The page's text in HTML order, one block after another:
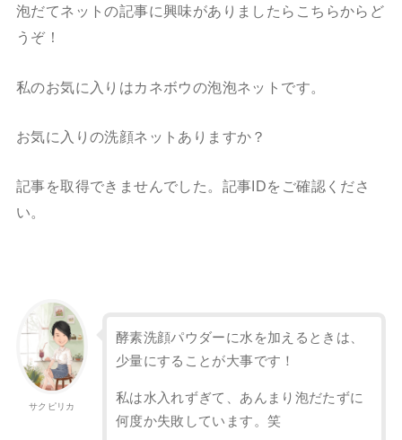
泡だてネットの記事に興味がありましたらこちらからど
うぞ！
私のお気に入りはカネボウの泡泡ネットです。
お気に入りの洗顔ネットありますか？
記事を取得できませんでした。記事IDをご確認くださ
い。
サクピリカ
酵素洗顔パウダーに水を加えるときは、
少量にすることが大事です！
私は水入れずぎて、あんまり泡だたずに
何度か失敗しています。笑